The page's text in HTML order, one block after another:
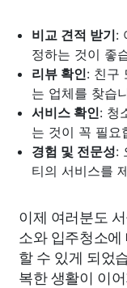
비교 견적 받기:
정하는 것이 좋
리뷰 확인: 친구
는 업체를 찾습
서비스 확인: 청
는 것이 꼭 필요
경험 및 전문성:
티의 서비스를
이제 여러분도
소와 입주청소
할 수 있게 되었
복한 생활이 이